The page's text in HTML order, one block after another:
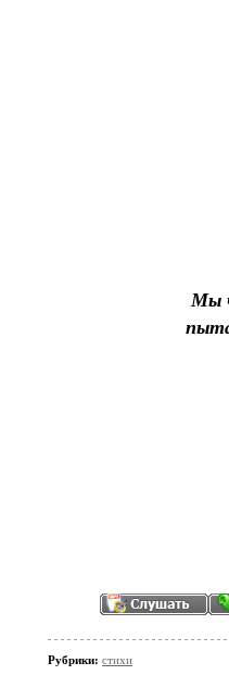
Мы
Рубрики: стихи